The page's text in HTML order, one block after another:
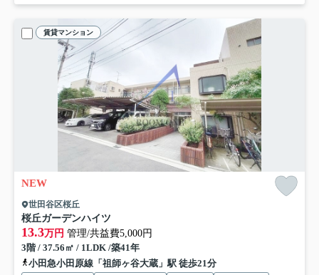
賃貸マンション
NEW
世田谷区桜丘
桜丘ガーデンハイツ
13.3万円 管理/共益費5,000円
3階 / 37.56㎡ / 1LDK /築41年
小田急小田原線「祖師ヶ谷大蔵」駅 徒歩21分